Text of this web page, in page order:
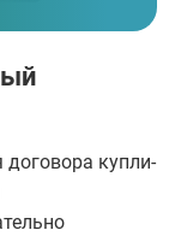
купли-